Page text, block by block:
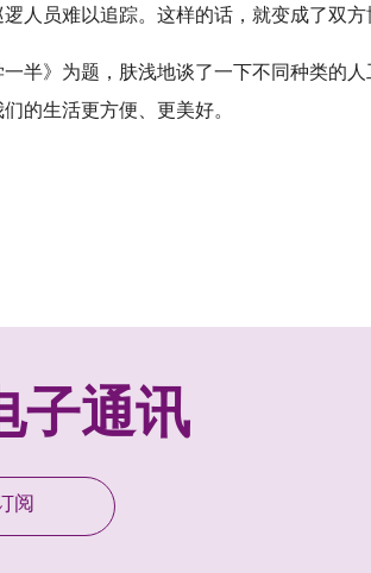
人员难以追踪。这样的话，就变成了双方
半》为题，肤浅地谈了一下不同种类的
的生活更方便、更美好。
子通讯
阅